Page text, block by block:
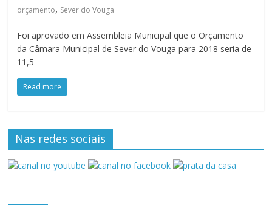
orçamento, Sever do Vouga
Foi aprovado em Assembleia Municipal que o Orçamento
da Câmara Municipal de Sever do Vouga para 2018 seria de
11,5
Read more
Nas redes sociais